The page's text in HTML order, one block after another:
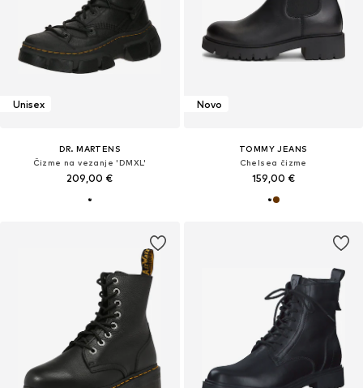
Unisex
DR. MARTENS
Čizme na vezanje 'DMXL'
209,00 €
Novo
TOMMY JEANS
Chelsea čizme
159,00 €